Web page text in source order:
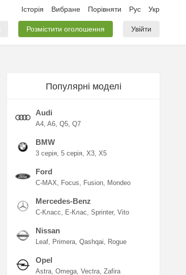
Історія Вибране Порівняти Рус Укр
Розмістити оголошення Увійти
Популярні моделі
Audi
A4 A6 Q5 Q7
BMW
3 серія 5 серія X3 X5
Ford
C-MAX Focus Fusion Mondeo
Mercedes-Benz
C-Класс E-Клас Sprinter Vito
Nissan
Leaf Primera Qashqai Rogue
Opel
Astra Omega Vectra Zafira